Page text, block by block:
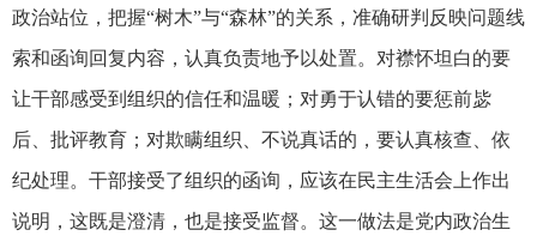
政治站位，把握“树木”与“森林”的关系，准确研判反映问题线
索和函询回复内容，认真负责地予以处置。对襟怀坦白的要
让干部感受到组织的信任和温暖；对勇于认错的要惩前毖
后、批评教育；对欺瞒组织、不说真话的，要认真核查、依
纪处理。干部接受了组织的函询，应该在民主生活会上作出
说明，这既是澄清，也是接受监督。这一做法是党内政治生